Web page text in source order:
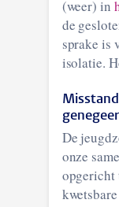
(weer) in
de
sprake is
isolatie.
De
onze
opgericht